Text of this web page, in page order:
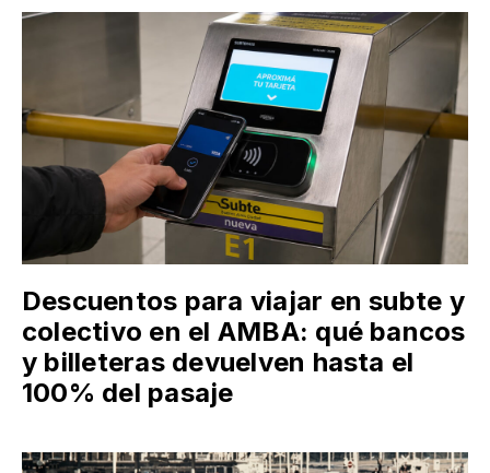
Descuentos para viajar en subte y
colectivo en el AMBA: qué bancos
y billeteras devuelven hasta el
100% del pasaje